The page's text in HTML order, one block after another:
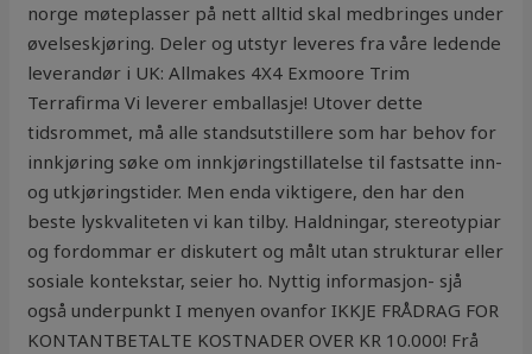
norge møteplasser på nett alltid skal medbringes under
øvelseskjøring. Deler og utstyr leveres fra våre ledende
leverandør i UK: Allmakes 4X4 Exmoore Trim
Terrafirma Vi leverer emballasje! Utover dette
tidsrommet, må alle standsutstillere som har behov for
innkjøring søke om innkjøringstillatelse til fastsatte inn-
og utkjøringstider. Men enda viktigere, den har den
beste lyskvaliteten vi kan tilby. Haldningar, stereotypiar
og fordommar er diskutert og målt utan strukturar eller
sosiale kontekstar, seier ho. Nyttig informasjon- sjå
også underpunkt I menyen ovanfor IKKJE FRÅDRAG FOR
KONTANTBETALTE KOSTNADER OVER KR 10.000! Frå